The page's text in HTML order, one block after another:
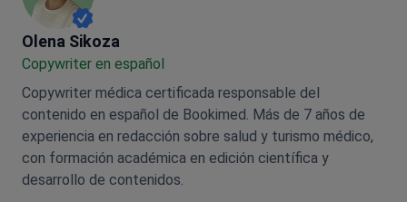
Olena Sikoza
Olena Sikoza
Сopywriter en español
Copywriter médica certificada responsable del
contenido en español de Bookimed. Más de 7 años de
experiencia en redacción sobre salud y turismo médico,
con formación académica en edición científica y
desarrollo de contenidos.